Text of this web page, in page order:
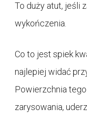
To duży atut, jeśli
wykończenia.
Co to jest spiek
najlepiej widać
Powierzchnia
zarysowania,